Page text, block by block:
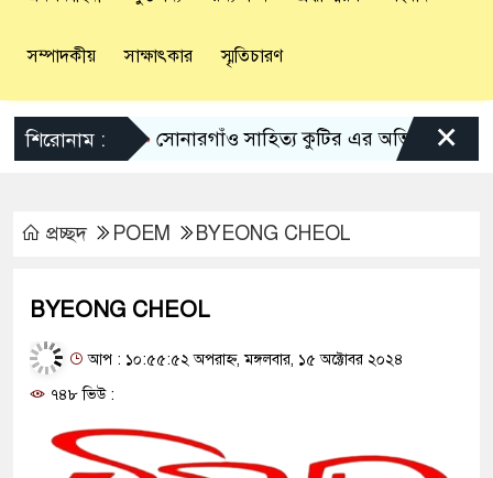
সম্পাদকীয় সাক্ষাৎকার স্মৃতিচারণ
শিরোনাম : সোনারগাঁও সাহিত্য কুটির এর অভিষেক সংবর্ধনা
×
প্রচ্ছদ POEM BYEONG CHEOL
BYEONG CHEOL
আপ : ১০:৫৫:৫২ অপরাহ্ন, মঙ্গলবার, ১৫ অক্টোবর ২০২৪
৭৪৮ ভিউ :